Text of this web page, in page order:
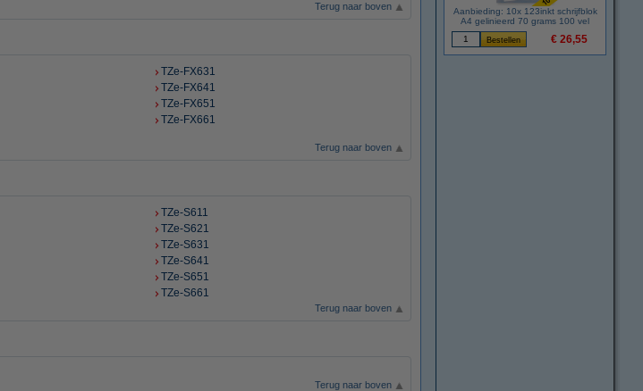
Terug naar boven
TZe-FX631
TZe-FX641
TZe-FX651
TZe-FX661
Terug naar boven
TZe-S611
TZe-S621
TZe-S631
TZe-S641
TZe-S651
TZe-S661
Terug naar boven
Terug naar boven
Aanbieding: 10x 123inkt schrijfblok
A4 gelinieerd 70 grams 100 vel
€ 26,55